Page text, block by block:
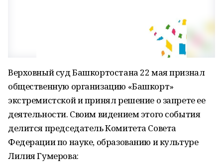
Верховный суд Башкортостана 22 мая признал
общественную организацию «Башкорт»
экстремистской и принял решение о запрете ее
деятельности. Своим видением этого события
делится председатель Комитета Совета
Федерации по науке, образованию и культуре
Лилия Гумерова: